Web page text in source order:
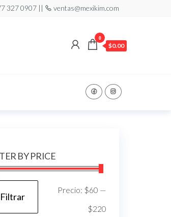
327 0907 || ventas@mexikim.com
0
$0.00
BY PRICE
Filtrar
Precio: $60 —
$220